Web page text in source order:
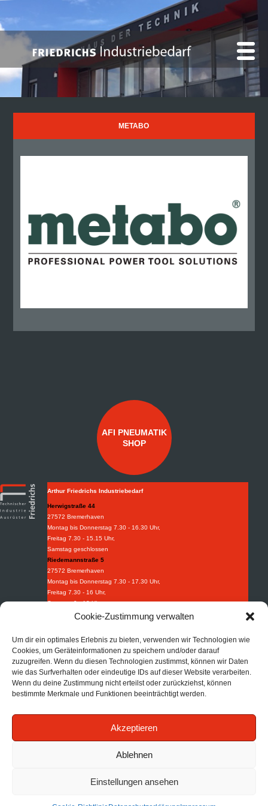
Cookie-Zustimmung verwalten
Um dir ein optimales Erlebnis zu bieten, verwenden wir Technologien wie
Cookies, um Geräteinformationen zu speichern und/oder darauf
zuzugreifen. Wenn du diesen Technologien zustimmst, können wir Daten
wie das Surfverhalten oder eindeutige IDs auf dieser Website verarbeiten.
Wenn du deine Zustimmung nicht erteilst oder zurückziehst, können
bestimmte Merkmale und Funktionen beeinträchtigt werden.
Akzeptieren
Ablehnen
Einstellungen ansehen
METABO
AFI PNEUMATIK
SHOP
Arthur Friedrichs Industriebedarf
Herwigstraße 44
27572 Bremerhaven
Montag bis Donnerstag 7.30 - 16.30 Uhr,
Freitag 7.30 - 15.15 Uhr,
Samstag geschlossen
Riedemannstraße 5
27572 Bremerhaven
Montag bis Donnerstag 7.30 - 17.30 Uhr,
Freitag 7.30 - 16 Uhr,
Samstag 9 - 13 Uhr
Weidestraße 8-10
Industriebedarf
Tel:+49 (0) 471 97395 0
Fax: +49 (0) 471 97395 95
Mail:info@afi-bhv.de
+49 (0) 471 30852 68
| AGB